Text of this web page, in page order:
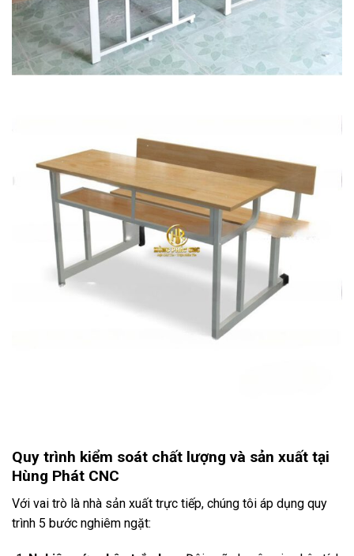
Quy trình kiểm soát chất lượng và sản xuất tại
Hùng Phát CNC
Với vai trò là nhà sản xuất trực tiếp, chúng tôi áp dụng quy
trình 5 bước nghiêm ngặt: